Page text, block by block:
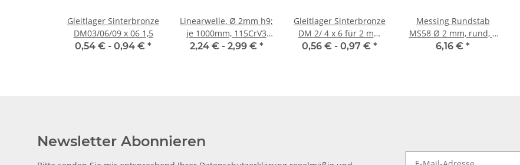
Gleitlager Sinterbronze
DM03/06/09 x 06 1,5
0,54 € - 0,94 € *
Linearwelle, Ø 2mm h9;
je 1000mm, 115CrV3
geschliffen und poliert
2,24 € - 2,99 € *
Gleitlager Sinterbronze
DM 2/ 4 x 6 für 2 mm
Welle
0,56 € - 0,97 € *
Messing Rundstab
MS58 Ø 2 mm, rund, 1
m ± 5mm
6,16 € *
Newsletter Abonnieren